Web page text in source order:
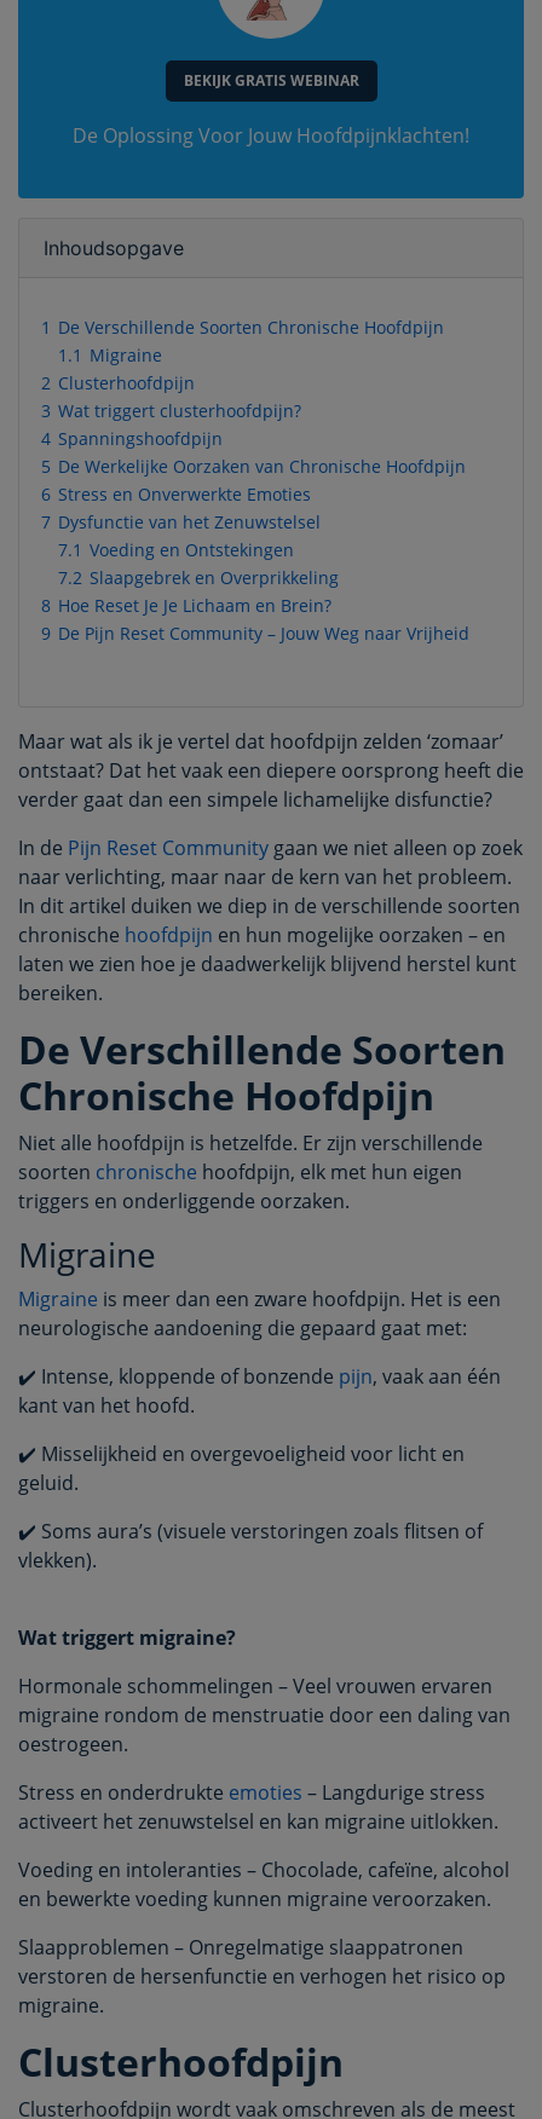
BEKIJK GRATIS WEBINAR
De Oplossing Voor Jouw Hoofdpijnklachten!
Maar wat als ik je vertel dat hoofdpijn zelden ‘zomaar’
ontstaat? Dat het vaak een diepere oorsprong heeft die
verder gaat dan een simpele lichamelijke disfunctie?
In de Pijn Reset Community gaan we niet alleen op zoek
naar verlichting, maar naar de kern van het probleem.
In dit artikel duiken we diep in de verschillende soorten
chronische hoofdpijn en hun mogelijke oorzaken – en
laten we zien hoe je daadwerkelijk blijvend herstel kunt
bereiken.
De Verschillende Soorten
Chronische Hoofdpijn
Niet alle hoofdpijn is hetzelfde. Er zijn verschillende
soorten chronische hoofdpijn, elk met hun eigen
triggers en onderliggende oorzaken.
Migraine
Migraine is meer dan een zware hoofdpijn. Het is een
neurologische aandoening die gepaard gaat met:
✔️ Intense, kloppende of bonzende pijn, vaak aan één
kant van het hoofd.
✔️ Misselijkheid en overgevoeligheid voor licht en
geluid.
✔️ Soms aura’s (visuele verstoringen zoals flitsen of
vlekken).
Wat triggert migraine?
Hormonale schommelingen – Veel vrouwen ervaren
migraine rondom de menstruatie door een daling van
oestrogeen.
Stress en onderdrukte emoties – Langdurige stress
activeert het zenuwstelsel en kan migraine uitlokken.
Voeding en intoleranties – Chocolade, cafeïne, alcohol
en bewerkte voeding kunnen migraine veroorzaken.
Slaapproblemen – Onregelmatige slaappatronen
verstoren de hersenfunctie en verhogen het risico op
migraine.
Clusterhoofdpijn
Clusterhoofdpijn wordt vaak omschreven als de meest
Inhoudsopgave
1 De Verschillende Soorten Chronische Hoofdpijn
1.1 Migraine
2 Clusterhoofdpijn
3 Wat triggert clusterhoofdpijn?
4 Spanningshoofdpijn
5 De Werkelijke Oorzaken van Chronische Hoofdpijn
6 Stress en Onverwerkte Emoties
7 Dysfunctie van het Zenuwstelsel
7.1 Voeding en Ontstekingen
7.2 Slaapgebrek en Overprikkeling
8 Hoe Reset Je Je Lichaam en Brein?
9 De Pijn Reset Community – Jouw Weg naar Vrijheid